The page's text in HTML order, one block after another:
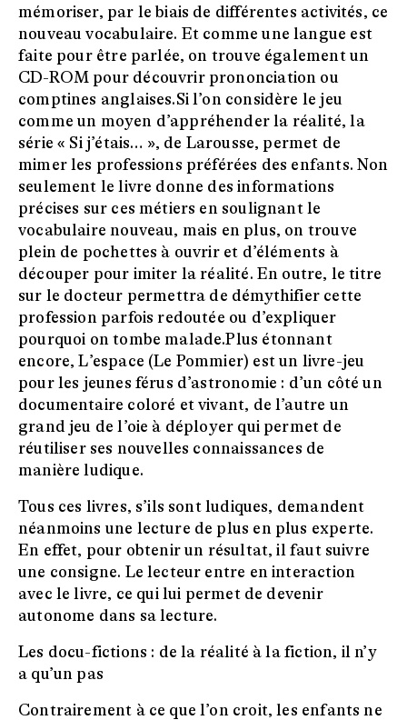
mémoriser, par le biais de différentes activités, ce
nouveau vocabulaire. Et comme une langue est
faite pour être parlée, on trouve également un
CD-ROM pour découvrir prononciation ou
comptines anglaises.Si l’on considère le jeu
comme un moyen d’appréhender la réalité, la
série « Si j’étais… », de Larousse, permet de
mimer les professions préférées des enfants. Non
seulement le livre donne des informations
précises sur ces métiers en soulignant le
vocabulaire nouveau, mais en plus, on trouve
plein de pochettes à ouvrir et d’éléments à
découper pour imiter la réalité. En outre, le titre
sur le docteur permettra de démythifier cette
profession parfois redoutée ou d’expliquer
pourquoi on tombe malade.Plus étonnant
encore, L’espace (Le Pommier) est un livre-jeu
pour les jeunes férus d’astronomie : d’un côté un
documentaire coloré et vivant, de l’autre un
grand jeu de l’oie à déployer qui permet de
réutiliser ses nouvelles connaissances de
manière ludique.
Tous ces livres, s’ils sont ludiques, demandent
néanmoins une lecture de plus en plus experte.
En effet, pour obtenir un résultat, il faut suivre
une consigne. Le lecteur entre en interaction
avec le livre, ce qui lui permet de devenir
autonome dans sa lecture.
Les docu-fictions : de la réalité à la fiction, il n’y
a qu’un pas
Contrairement à ce que l’on croit, les enfants ne